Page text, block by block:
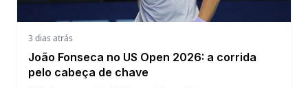
3 dias atrás
João Fonseca no US Open 2026: a corrida
pelo cabeça de chave